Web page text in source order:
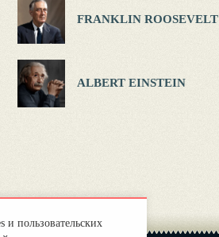
FRANKLIN ROOSEVELT
ALBERT EINSTEIN
и пользовательских